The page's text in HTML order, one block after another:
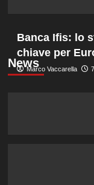
News
Banca Ifis: lo
chiave per
Marco Vaccarella